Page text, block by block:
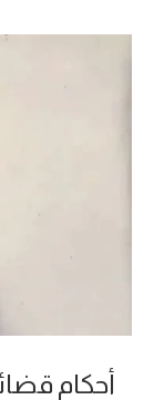
أحكام